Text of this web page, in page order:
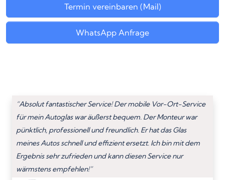
Termin vereinbaren (Mail)
WhatsApp Anfrage
“Absolut fantastischer Service! Der mobile Vor-Ort-Service
für mein Autoglas war äußerst bequem. Der Monteur war
pünktlich, professionell und freundlich. Er hat das Glas
meines Autos schnell und effizient ersetzt. Ich bin mit dem
Ergebnis sehr zufrieden und kann diesen Service nur
wärmstens empfehlen!”